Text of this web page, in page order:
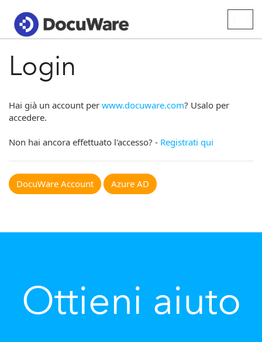
Login
Hai già un account per www.docuware.com? Usalo per
accedere.
Non hai ancora effettuato l'accesso? - Registrati qui
DocuWare Account Azure AD
Ottieni aiuto